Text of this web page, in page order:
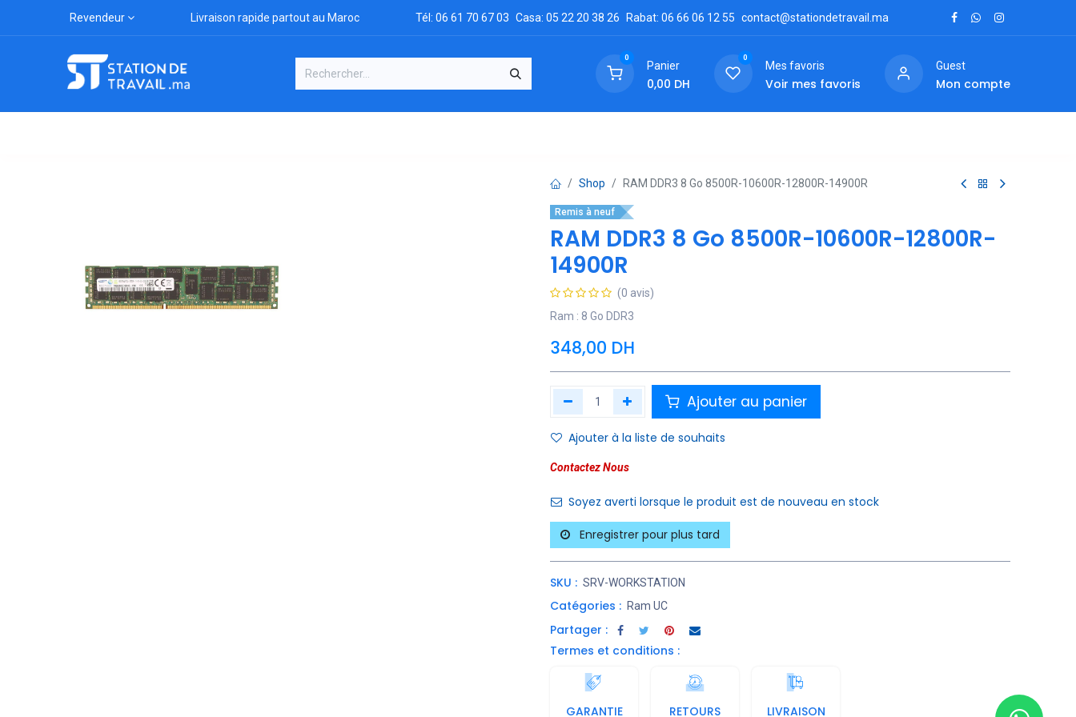
Revendeur Livraison rapide partout au Maroc Tél: 06 61 70 67 03 Casa: 05 22 20 38 26 Rabat: 06 66 06 12 55 contact@stationdetravail.ma
0
Panier
0,00 DH
0
Mes favoris
Voir mes favoris
Guest
Mon compte
Shop RAM DDR3 8 Go 8500R-10600R-12800R-14900R
Remis à neuf
RAM DDR3 8 Go 8500R-10600R-12800R-
14900R
(0 avis)
Ram : 8 Go DDR3
348,00 DH
Ajouter au panier
Ajouter à la liste de souhaits
Contactez Nous
Soyez averti lorsque le produit est de nouveau en stock
Enregistrer pour plus tard
SKU : SRV-WORKSTATION
Catégories : Ram UC
Partager :
Termes et conditions :
GARANTIE
RETOURS
LIVRAISON